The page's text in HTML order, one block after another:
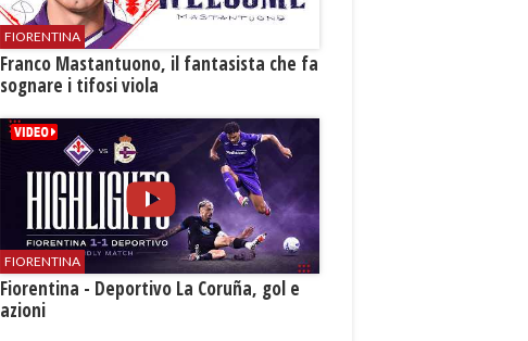
FIORENTINA
Franco Mastantuono, il fantasista che fa
sognare i tifosi viola
FIORENTINA
Fiorentina - Deportivo La Coruña, gol e
azioni